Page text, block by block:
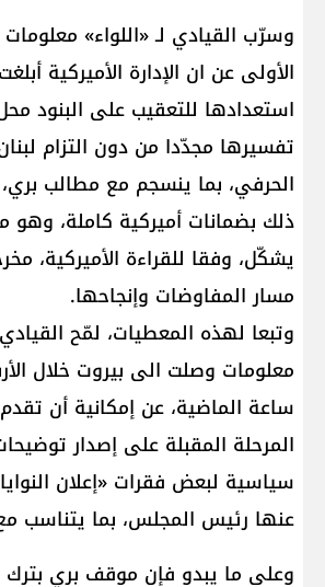
وسرّب القيادي لـ «اللواء»
الأولى عن ان الإدارة الأميركية
استعدادها للتعقيب على البنود
تفسيرها مجدّدا من دون التزام
الحرفي، بما ينسجم مع مطالب
ذلك بضمانات أميركية كاملة، وهو
يشكّل، وفقا للقراءة الأميركية،
مسار المفاوضات وإنجاحها.
وتبعا لهذه المعطيات، لمّح
معلومات وصلت الى بيروت خلال
ساعة الماضية، عن إمكانية أن
المرحلة المقبلة على إصدار
سياسية لبعض فقرات «إعلان
عنها رئيس المجلس، بما يتناسب
وعلى ما يبدو فإن موقف بري بترك